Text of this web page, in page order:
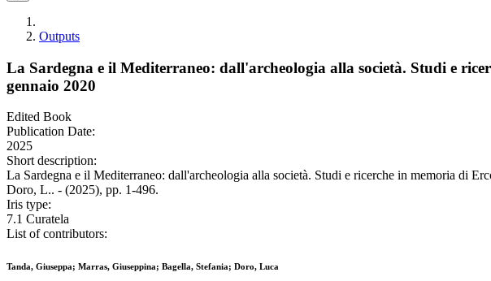
Outputs
La Sardegna e il Mediterraneo: dall'archeologia alla società. Studi e
gennaio 2020
Edited Book
Publication Date:
2025
Short description:
La Sardegna e il Mediterraneo: dall'archeologia alla società. Studi e ricerche in memoria di
Doro, L.. - (2025), pp. 1-496.
Iris type:
7.1 Curatela
List of contributors:
Tanda, Giuseppa; Marras, Giuseppina; Bagella, Stefania; Doro, Luca